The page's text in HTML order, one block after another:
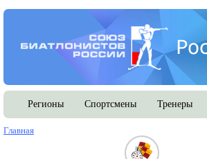
Регионы Спортсмены Тренеры
Главная